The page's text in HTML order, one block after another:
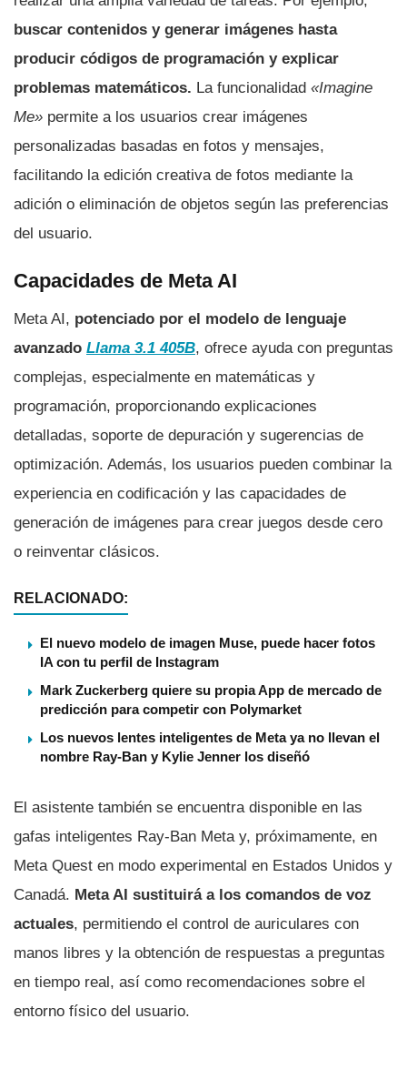
buscar contenidos y generar imágenes hasta
producir códigos de programación y explicar
problemas matemáticos. La funcionalidad «Imagine
Me» permite a los usuarios crear imágenes
personalizadas basadas en fotos y mensajes,
facilitando la edición creativa de fotos mediante la
adición o eliminación de objetos según las preferencias
del usuario.
Capacidades de Meta AI
Meta AI, potenciado por el modelo de lenguaje
avanzado Llama 3.1 405B, ofrece ayuda con preguntas
complejas, especialmente en matemáticas y
programación, proporcionando explicaciones
detalladas, soporte de depuración y sugerencias de
optimización. Además, los usuarios pueden combinar la
experiencia en codificación y las capacidades de
generación de imágenes para crear juegos desde cero
o reinventar clásicos.
RELACIONADO:
El nuevo modelo de imagen Muse, puede hacer fotos
IA con tu perfil de Instagram
Mark Zuckerberg quiere su propia App de mercado de
predicción para competir con Polymarket
Los nuevos lentes inteligentes de Meta ya no llevan el
nombre Ray-Ban y Kylie Jenner los diseñó
El asistente también se encuentra disponible en las
gafas inteligentes Ray-Ban Meta y, próximamente, en
Meta Quest en modo experimental en Estados Unidos y
Canadá. Meta AI sustituirá a los comandos de voz
actuales, permitiendo el control de auriculares con
manos libres y la obtención de respuestas a preguntas
en tiempo real, así como recomendaciones sobre el
entorno físico del usuario.